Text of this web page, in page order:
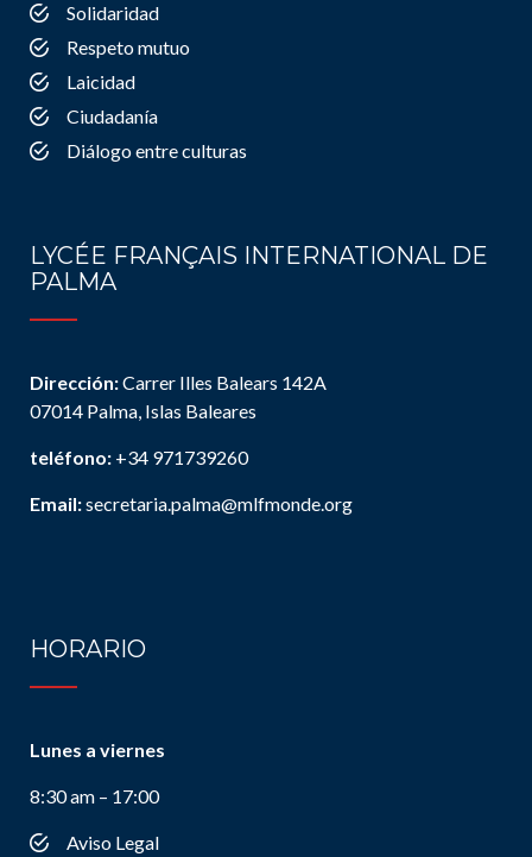
Solidaridad
Respeto mutuo
Laicidad
Ciudadanía
Diálogo entre culturas
LYCÉE FRANÇAIS INTERNATIONAL DE
PALMA
Dirección:Carrer Illes Balears 142A
07014 Palma, Islas Baleares
teléfono: +34 971739260
Email:secretaria.palma@mlfmonde.org
HORARIO
Lunes a viernes
8:30 am – 17:00
Aviso Legal